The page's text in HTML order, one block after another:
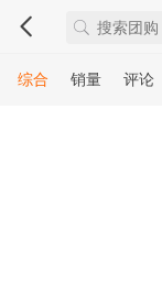
综合 销量 评论